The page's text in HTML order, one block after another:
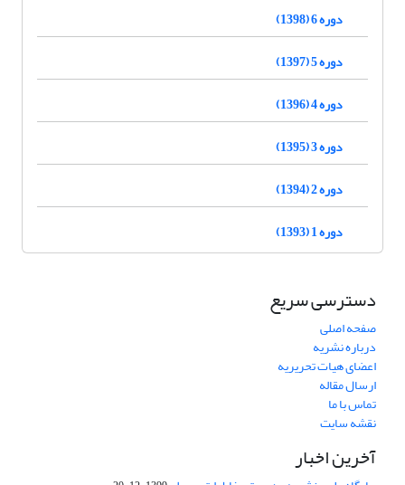
دوره 6 (1398)
دوره 5 (1397)
دوره 4 (1396)
دوره 3 (1395)
دوره 2 (1394)
دوره 1 (1393)
دسترسی سریع
صفحه اصلی
درباره نشریه
اعضای هیات تحریریه
ارسال مقاله
تماس با ما
نقشه سایت
آخرین اخبار